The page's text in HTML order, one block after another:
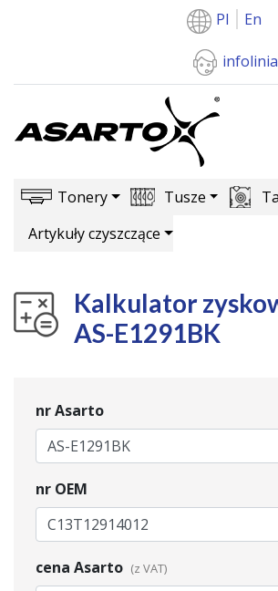
Pl En
Tonery Tusze
Artykuły czyszczące
Kalkulator
AS-E1291BK
nr Asarto
nr OEM
cena Asarto